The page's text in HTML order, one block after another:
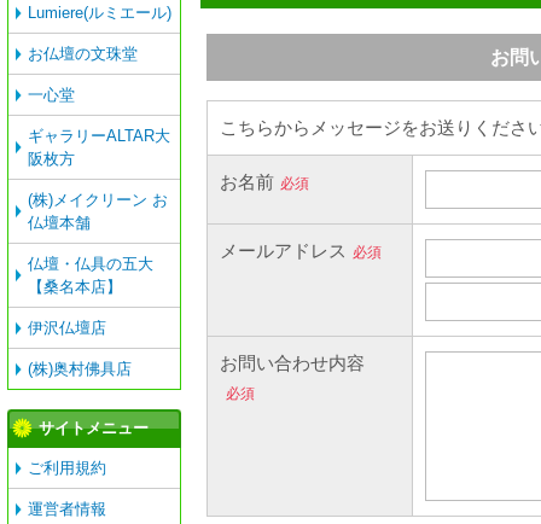
Lumiere(ルミエール)
お仏壇の文珠堂
一心堂
ギャラリーALTAR大
阪枚方
(株)メイクリーン お
仏壇本舗
仏壇・仏具の五大
【桑名本店】
伊沢仏壇店
(株)奥村佛具店
サイトメニュー
ご利用規約
運営者情報